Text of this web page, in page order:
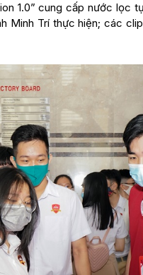
1.0” cung cấp nước lọc
Minh Trí thực hiện; các